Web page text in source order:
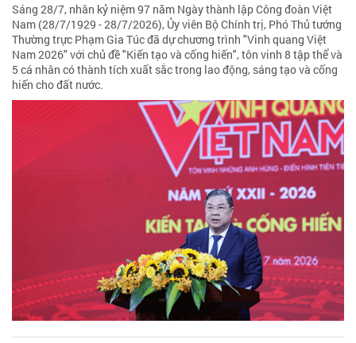
Sáng 28/7, nhân kỷ niệm 97 năm Ngày thành lập Công đoàn Việt
Nam (28/7/1929 - 28/7/2026), Ủy viên Bộ Chính trị, Phó Thủ tướng
Thường trực Phạm Gia Túc đã dự chương trình "Vinh quang Việt
Nam 2026" với chủ đề "Kiến tạo và cống hiến", tôn vinh 8 tập thể và
5 cá nhân có thành tích xuất sắc trong lao động, sáng tạo và cống
hiến cho đất nước.